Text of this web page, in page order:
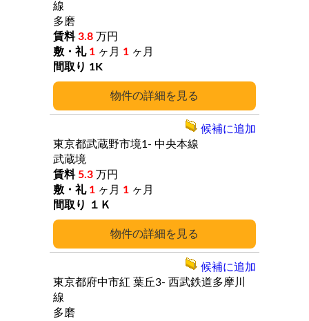
詳細
線
多磨
3.8 万円
1 ヶ月 1 ヶ月
1K
詳細
東京都武蔵野市境1- 中央本線
武蔵境
5.3 万円
1 ヶ月 1 ヶ月
１Ｋ
候補に追加
東京都府中市紅 葉丘3- 西武鉄道多摩川
線
多磨
候補に追加